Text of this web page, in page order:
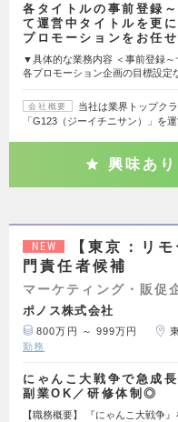
各タイトルの事前登録
て運営中タイトルを更
プロモーションをお任
▼具体的な業務内容 ＜事前登録
各プロモーション企画の目標設定
会社概要
当社は業界トップク
「G123（ジーイチニサン）」を
興味あり
NEW
【東京：リ
門責任者候補
マーケティング・販促
ポノス株式会社
800万円 ～ 999万円
勤務
にゃんこ大戦争で急成
副業OK／研修体制◎
【職務概要】 『にゃんこ大戦争